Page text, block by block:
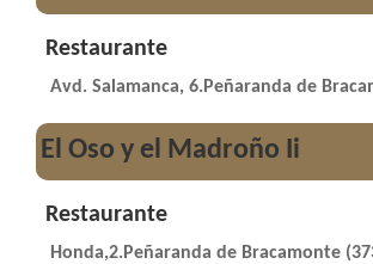
Restaurante
Avd. Salamanca, 6.Peñaranda de
El Oso y el Madroño Ii
Restaurante
Honda,2.Peñaranda de Bracamonte